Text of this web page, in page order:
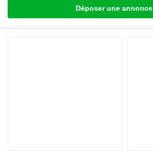
Déposer une annonce